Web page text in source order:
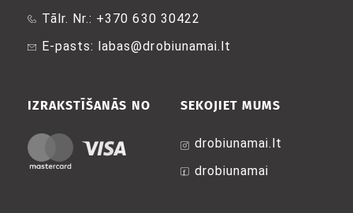
SEKOJIET MUMS
drobiunamai.lt
drobiunamai
IZRAKSTĪŠANĀS NO
Tālr. Nr.: +370 630 30422
E-pasts: labas@drobiunamai.lt